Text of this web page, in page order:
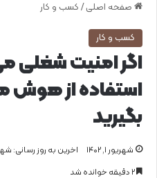
صفحه اصلی / کسب و کار
کسب و کار
اگر امنیت شغلی
استفاده از هوش
بگیرید
شهریور ۱, ۱۴۰۲ اخرین به روز رسانی: شهریور